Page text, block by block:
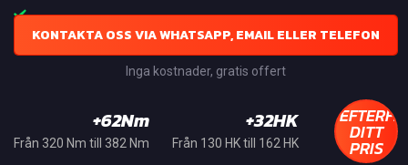
KONTAKTA OSS VIA WHATSAPP, EMAIL ELLER TELEFON
Inga kostnader, gratis offert
+62Nm
Från 320 Nm till 382 Nm
+32HK
Från 130 HK till 162 HK DITT
PRIS